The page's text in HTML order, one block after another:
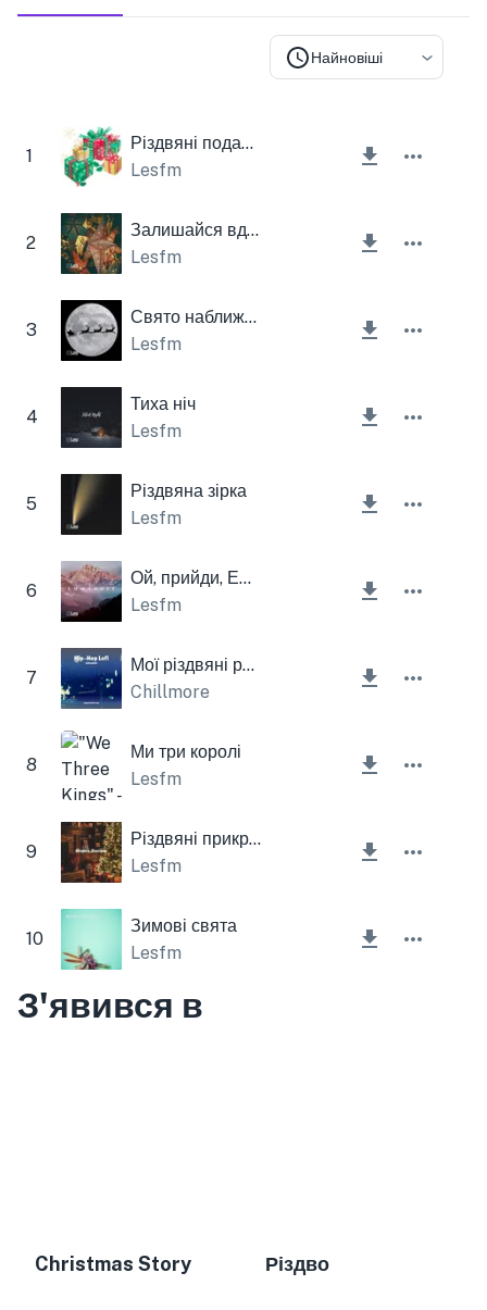
Найновіші
1
Різдвяні подарунки
Lesfm
2
Залишайся вдома на Різдво
Lesfm
3
Свято наближається
Lesfm
4
Тиха ніч
Lesfm
5
Різдвяна зірка
Lesfm
6
Ой, прийди, Еммануелю
Lesfm
7
Мої різдвяні ритми
Chillmore
8
Ми три королі
Lesfm
9
Різдвяні прикраси
Lesfm
10
Зимові свята
Lesfm
З'явився в
Christmas Story Різдво